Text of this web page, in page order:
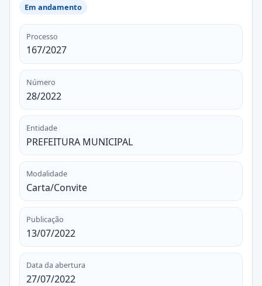
Em andamento
Processo
167/2027
Número
28/2022
Entidade
PREFEITURA MUNICIPAL
Modalidade
Carta/Convite
Publicação
13/07/2022
Data da abertura
27/07/2022